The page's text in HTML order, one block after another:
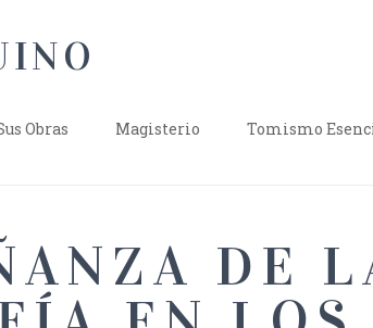
Obras Magisterio Tomismo
DE